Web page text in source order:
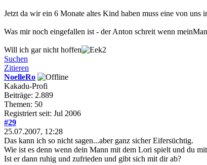
Jetzt da wir ein 6 Monate altes Kind haben muss eine von uns
Was mir noch eingefallen ist - der Anton schreit wenn
Will ich gar nicht hoffen
Suchen
Zitieren
NoelleRo
Kakadu-Profi
Beiträge: 2.889
Themen: 50
Registriert seit: Jul 2006
#29
25.07.2007, 12:28
Das kann ich so nicht sagen...aber ganz sicher Eifersüchtig.
Wie ist es denn wenn dein Mann mit dem Lori spielt und du
Ist er dann ruhig und zufrieden und gibt sich mit dir ab?